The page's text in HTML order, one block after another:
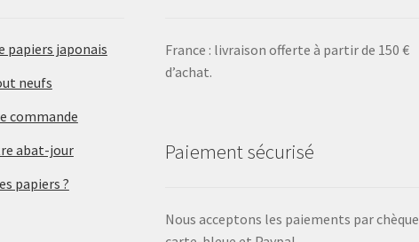
papiers japonais
neufs
commande
abat-jour
papiers ?
France : livraison offerte à partir de 150 €
d’achat.
Paiement sécurisé
Nous acceptons les paiements par chèque